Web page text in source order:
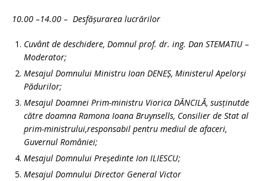
10.00 –14.00 – Desfăşurarea lucrărilor
Cuvânt de deschidere, Domnul prof. dr. ing. Dan STEMATIU –
Moderator;
Mesajul Domnului Ministru Ioan DENEȘ, Ministerul Apelorși
Pădurilor;
Mesajul Doamnei Prim-ministru Viorica DĂNCILĂ, susținutde
către doamna Ramona Ioana Bruynsells, Consilier de Stat al
prim-ministrului,responsabil pentru mediul de afaceri,
Guvernul României;
Mesajul Domnului Președinte Ion ILIESCU;
Mesajul Domnului Director General Victor